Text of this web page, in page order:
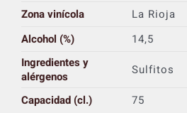
Zona vinícola
La Rioja
Alcohol (%)
14,5
Ingredientes y
alérgenos
Sulfitos
Capacidad (cl.)
75